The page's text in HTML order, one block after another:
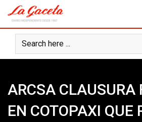
content
ARCSA CLAUSURA
EN COTOPAXI QUE